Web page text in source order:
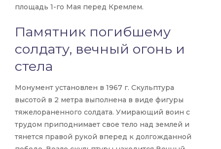
площадь 1-го Мая перед Кремлем.
Памятник погибшему
солдату, вечный огонь и
стела
Монумент установлен в 1967 г. Скульптура
высотой в 2 метра выполнена в виде фигуры
тяжелораненного солдата. Умирающий воин с
трудом приподнимает свое тело над землей и
тянется правой рукой вперед к долгожданной